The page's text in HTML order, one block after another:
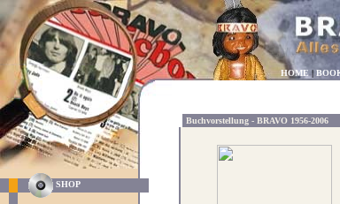
HOME |
SHOP
Buchvorstellung - BRAVO 1956-2006